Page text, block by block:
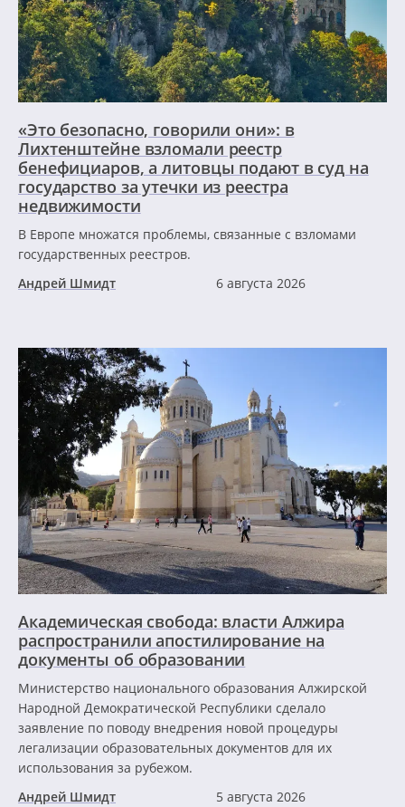
«Это безопасно, говорили они»: в
Лихтенштейне взломали реестр
бенефициаров, а литовцы подают в суд на
государство за утечки из реестра
недвижимости
В Европе множатся проблемы, связанные с взломами
государственных реестров.
Андрей Шмидт
6 августа 2026
Академическая свобода: власти Алжира
распространили апостилирование на
документы об образовании
Министерство национального образования Алжирской
Народной Демократической Республики сделало
заявление по поводу внедрения новой процедуры
легализации образовательных документов для их
использования за рубежом.
Андрей Шмидт
5 августа 2026